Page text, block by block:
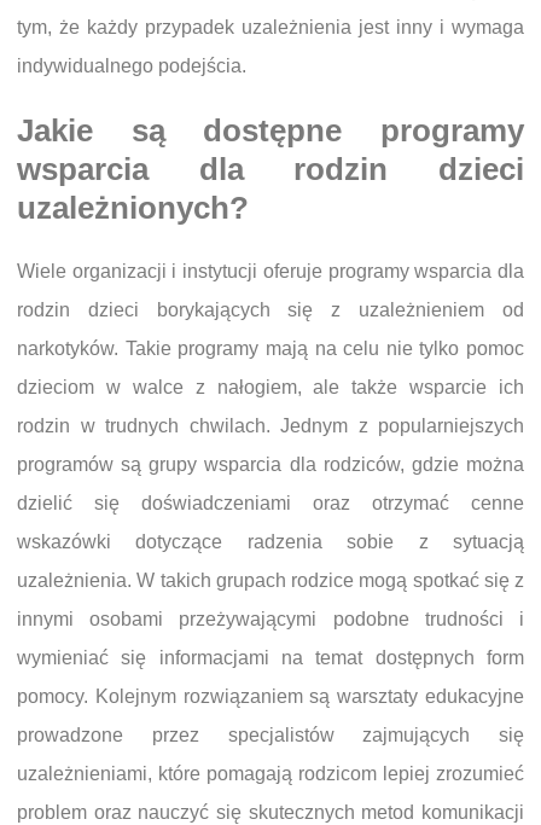
tym, że każdy przypadek uzależnienia jest inny i wymaga
indywidualnego podejścia.
Jakie są dostępne programy
wsparcia dla rodzin dzieci
uzależnionych?
Wiele organizacji i instytucji oferuje programy wsparcia dla
rodzin dzieci borykających się z uzależnieniem od
narkotyków. Takie programy mają na celu nie tylko pomoc
dzieciom w walce z nałogiem, ale także wsparcie ich
rodzin w trudnych chwilach. Jednym z popularniejszych
programów są grupy wsparcia dla rodziców, gdzie można
dzielić się doświadczeniami oraz otrzymać cenne
wskazówki dotyczące radzenia sobie z sytuacją
uzależnienia. W takich grupach rodzice mogą spotkać się z
innymi osobami przeżywającymi podobne trudności i
wymieniać się informacjami na temat dostępnych form
pomocy. Kolejnym rozwiązaniem są warsztaty edukacyjne
prowadzone przez specjalistów zajmujących się
uzależnieniami, które pomagają rodzicom lepiej zrozumieć
problem oraz nauczyć się skutecznych metod komunikacji